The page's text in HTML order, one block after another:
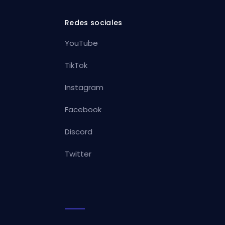
Redes sociales
YouTube
TikTok
Instagram
Facebook
Discord
Twitter